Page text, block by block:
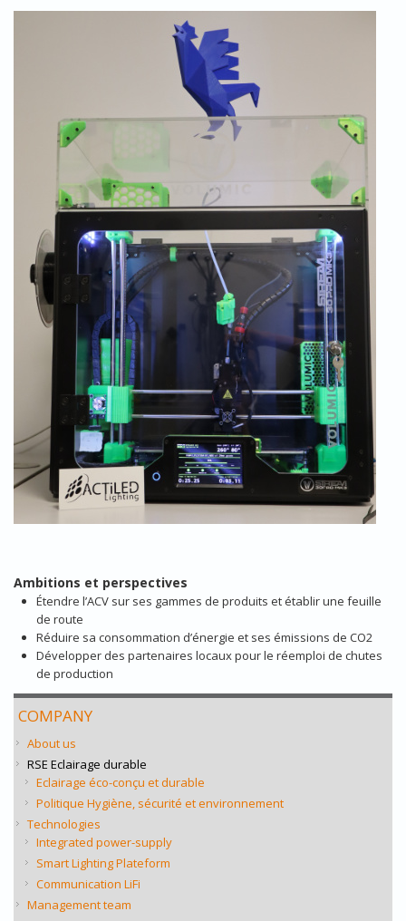
Ambitions et perspectives
Étendre l’ACV sur ses gammes de produits et établir une feuille
de route
Réduire sa consommation d’énergie et ses émissions de CO2
Développer des partenaires locaux pour le réemploi de chutes
de production
COMPANY
About us
RSE Eclairage durable
Eclairage éco-conçu et durable
Politique Hygiène, sécurité et environnement
Technologies
Integrated power-supply
Smart Lighting Plateform
Communication LiFi
Management team